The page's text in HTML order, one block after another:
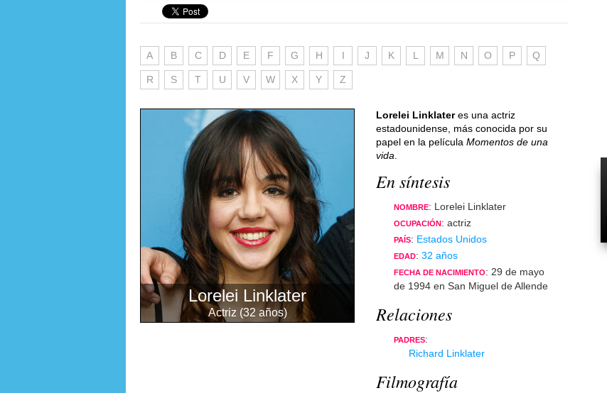
A B C D E F G H I J K L M N O P Q
R S T U V W X Y Z
Lorelei Linklater
Actriz (32 años)
Lorelei Linklateres una actriz
estadounidense, más conocida por su
papel en la película Momentos de una
vida
En síntesis
NOMBRE: Lorelei Linklater
OCUPACIÓN: actriz
PAÍS: Estados Unidos
EDAD: 32 años
FECHA DE NACIMIENTO: 29 de mayo
de 1994 en San Miguel de Allende
Relaciones
PADRES:
Richard Linklater
Filmografía